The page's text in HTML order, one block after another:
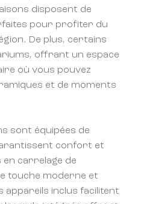
disposent de
pour profiter du
De plus, certains
offrant un espace
où vous pouvez
et de moments
sont équipées de
confort et
en carrelage de
touche moderne et
appareils inclus facilitent